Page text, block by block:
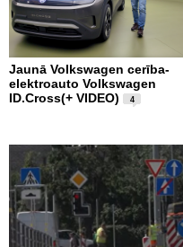
Jaunā Volkswagen cerība-
elektroauto Volkswagen
ID.Cross(+ VIDEO)
4